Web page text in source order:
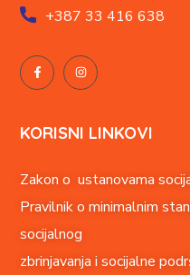
+38733 416 638
KORISNI LINKOVI
Zakon o ustanovama
Pravilnik o minimalnim
socijalnog
zbrinjavanja i socijalne